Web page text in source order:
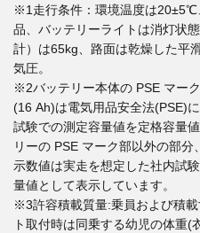
※1走行条件：環境温度は20±5℃
品、バッテリーライトは消灯状
計）は65kg、路面は乾燥した平
気圧。
※2バッテリー本体の PSE マー
(16 Ah)は電気用品安全法(PSE)
試験での測定容量値を定格容量
リーの PSE マーク部以外の部
示数値は実走を想定した社内試
量値として表示しています。
※3許容積載質量:乗員および積
ト取付時は同乗する幼児の体重